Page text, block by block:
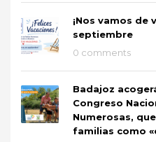
¡Nos vamos de
septiembre
0 comments
Badajoz
Congreso
Numerosas,
familias como